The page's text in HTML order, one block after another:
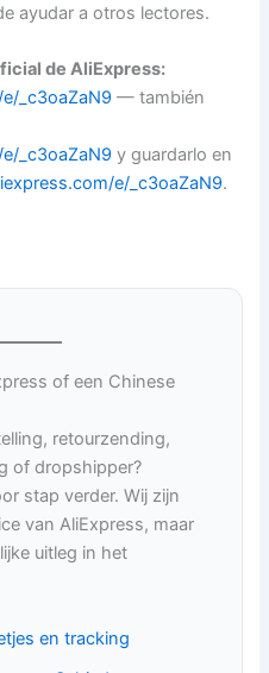
ayudar a otros lectores.
de AliExpress:
_c3oaZaN9 — también
_c3oaZaN9 y guardarlo en
e/_c3oaZaN9.
of een Chinese
retourzending,
of dropshipper?
stap verder. Wij zijn
van AliExpress, maar
uitleg in het
en tracking